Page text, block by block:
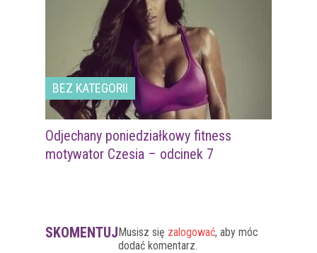
BEZ KATEGORII
Odjechany poniedziałkowy fitness
motywator Czesia – odcinek 7
SKOMENTUJMusisz się zalogować, aby móc
dodać komentarz.